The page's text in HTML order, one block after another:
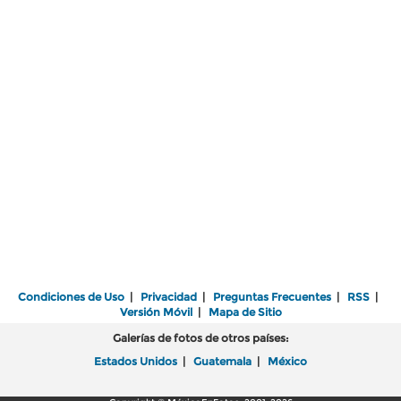
Condiciones de Uso | Privacidad | Preguntas Frecuentes | RSS |
Versión Móvil| Mapa de Sitio
Galerías de fotos de otros países:
Estados Unidos | Guatemala | México